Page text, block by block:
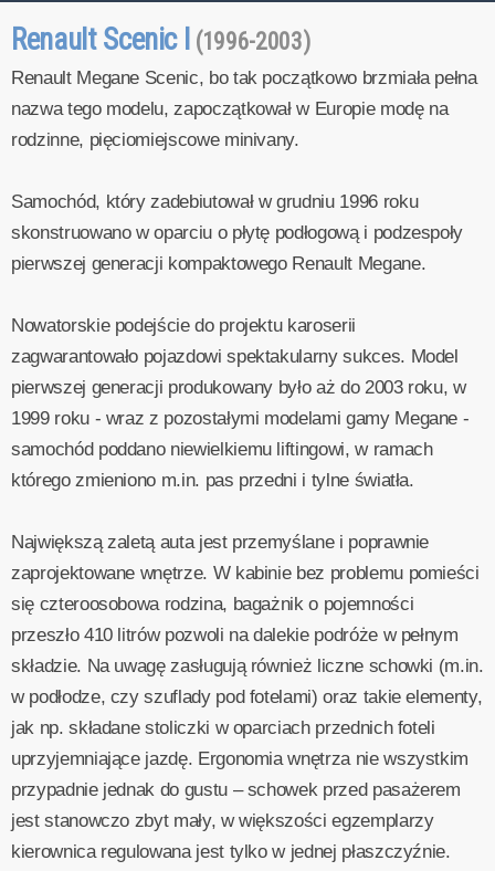
Renault Scenic I (1996-2003)
Renault Megane Scenic, bo tak początkowo brzmiała pełna
nazwa tego modelu, zapoczątkował w Europie modę na
rodzinne, pięciomiejscowe minivany.
Samochód, który zadebiutował w grudniu 1996 roku
skonstruowano w oparciu o płytę podłogową i podzespoły
pierwszej generacji kompaktowego Renault Megane.
Nowatorskie podejście do projektu karoserii
zagwarantowało pojazdowi spektakularny sukces. Model
pierwszej generacji produkowany było aż do 2003 roku, w
1999 roku - wraz z pozostałymi modelami gamy Megane -
samochód poddano niewielkiemu liftingowi, w ramach
którego zmieniono m.in. pas przedni i tylne światła.
Największą zaletą auta jest przemyślane i poprawnie
zaprojektowane wnętrze. W kabinie bez problemu pomieści
się czteroosobowa rodzina, bagażnik o pojemności
przeszło 410 litrów pozwoli na dalekie podróże w pełnym
składzie. Na uwagę zasługują również liczne schowki (m.in.
w podłodze, czy szuflady pod fotelami) oraz takie elementy,
jak np. składane stoliczki w oparciach przednich foteli
uprzyjemniające jazdę. Ergonomia wnętrza nie wszystkim
przypadnie jednak do gustu – schowek przed pasażerem
jest stanowczo zbyt mały, w większości egzemplarzy
kierownica regulowana jest tylko w jednej płaszczyźnie.